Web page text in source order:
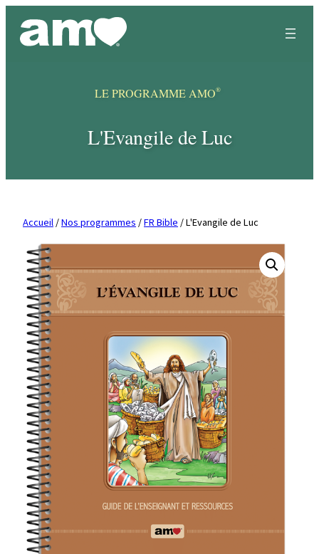
content
LE PROGRAMME AMO®
L'Evangile de Luc
Accueil /Nos programmes /FR Bible / L'Evangile de Luc